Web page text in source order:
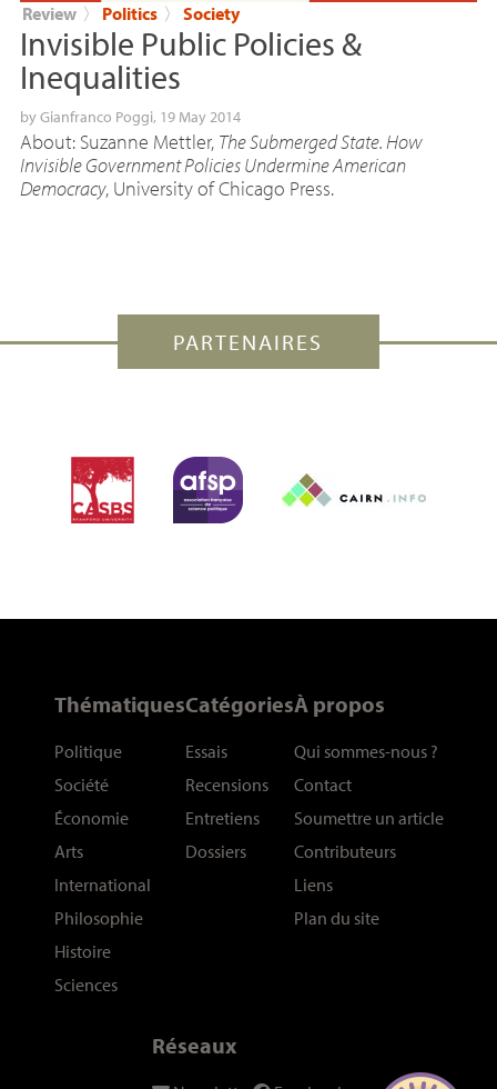
Review 〉 Politics 〉 Society
Invisible Public Policies &
Inequalities
byGianfranco Poggi, 19 May 2014
About: Suzanne Mettler, The Submerged State. How
Invisible Government Policies Undermine American
Democracy, University of Chicago Press.
PARTENAIRES
Thématiques
Politique
Société
Économie
Arts
International
Philosophie
Histoire
Sciences
Catégories
Essais
Recensions
Entretiens
Dossiers
À propos
Qui sommes-nous ?
Contact
Soumettre un article
Contributeurs
Liens
Plan du site
Réseaux